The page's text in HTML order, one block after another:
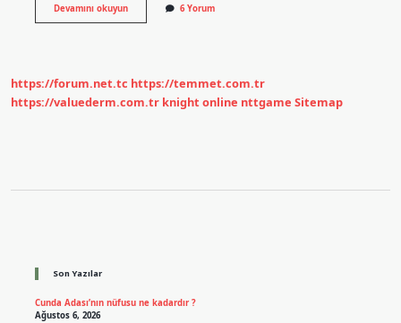
Devamını okuyunKaboodle
Ne
6 Yorum
https://forum.net.tc https://temmet.com.tr
https://valuederm.com.tr knight online nttgame Sitemap
Son Yazılar
Cunda Adası’nın nüfusu ne kadardır ?
Ağustos 6, 2026